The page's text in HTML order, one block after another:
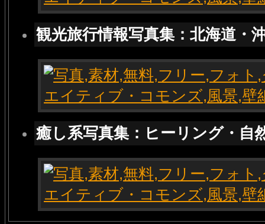
観光旅行情報写真集：北海道・
癒し系写真集：ヒーリング・自